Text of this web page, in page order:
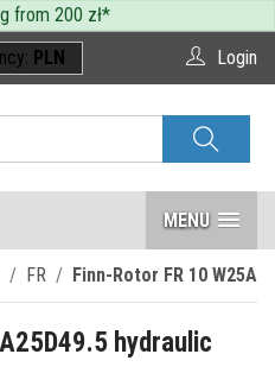
from 200 zł*
Login
PLN
MENU
FR Finn-Rotor FR 10
hydraulic